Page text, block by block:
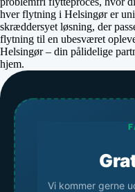
hver flytning i Helsingør er
skræddersyet løsning, der
flytning til en ubesværet
Helsingør – din pålidelige
hjem.
Vi kommer gerne